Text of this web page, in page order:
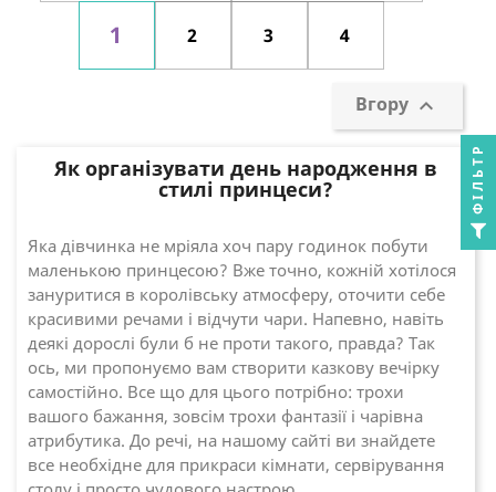
1 2 3 4
Вгору 
Як організувати день народження в
стилі принцеси?
Яка дівчинка не мріяла хоч пару годинок побути
маленькою принцесою? Вже точно, кожній хотілося
зануритися в королівську атмосферу, оточити себе
красивими речами і відчути чари. Напевно, навіть
деякі дорослі були б не проти такого, правда? Так
ось, ми пропонуємо вам створити казкову вечірку
самостійно. Все що для цього потрібно: трохи
вашого бажання, зовсім трохи фантазії і чарівна
атрибутика. До речі, на нашому сайті ви знайдете
все необхідне для прикраси кімнати, сервірування
ФІЛЬТР